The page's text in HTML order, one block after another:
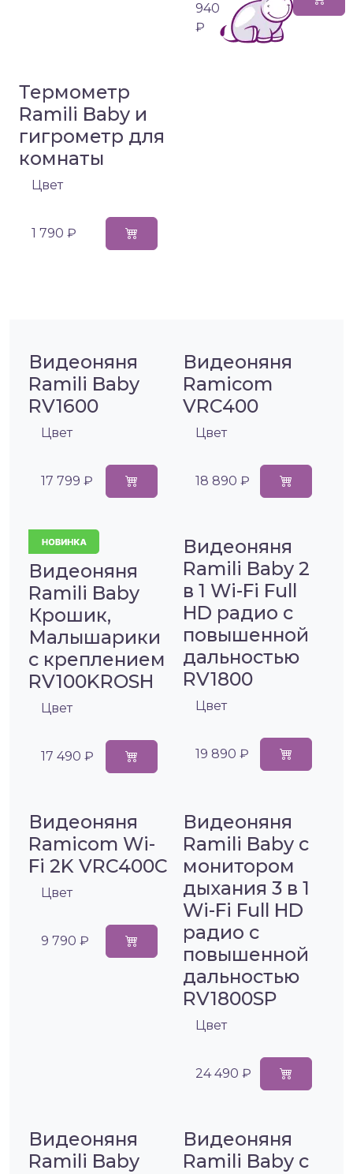
940
₽
Термометр
Ramili Baby и
гигрометр для
комнаты
Цвет
1 790 ₽
Видеоняня
Ramili Baby
RV1600
Цвет
17 799 ₽
Видеоняня
Ramicom
VRC400
Цвет
18 890 ₽
Видеоняня
Ramili Baby
Крошик,
Малышарики
с креплением
RV100KROSH
Цвет
17 490 ₽
Видеоняня
Ramili Baby 2
в 1 Wi-Fi Full
HD радио с
повышенной
дальностью
RV1800
Цвет
19 890 ₽
Видеоняня
Ramicom Wi-
Fi 2K VRC400C
Цвет
9 790 ₽
Видеоняня
Ramili Baby с
монитором
дыхания 3 в 1
Wi-Fi Full HD
радио с
повышенной
дальностью
RV1800SP
Цвет
24 490 ₽
Видеоняня
Ramili Baby
Видеоняня
Ramili Baby с